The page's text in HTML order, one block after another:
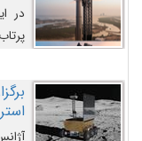
در
را